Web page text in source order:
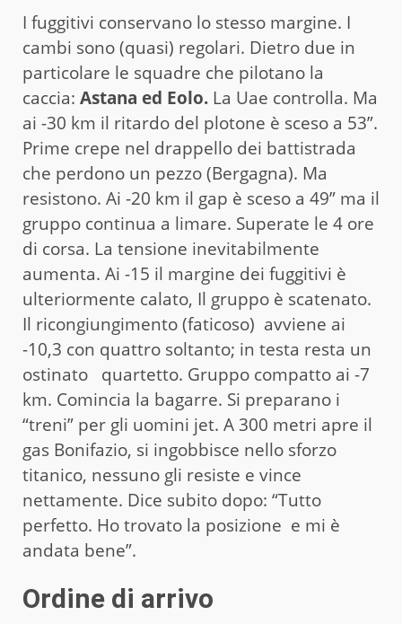
I fuggitivi conservano lo stesso margine. I
cambi sono (quasi) regolari. Dietro due in
particolare le squadre che pilotano la
caccia: Astana ed Eolo. La Uae controlla. Ma
ai -30 km il ritardo del plotone è sceso a 53”.
Prime crepe nel drappello dei battistrada
che perdono un pezzo (Bergagna). Ma
resistono. Ai -20 km il gap è sceso a 49” ma il
gruppo continua a limare. Superate le 4 ore
di corsa. La tensione inevitabilmente
aumenta. Ai -15 il margine dei fuggitivi è
ulteriormente calato, Il gruppo è scatenato.
Il ricongiungimento (faticoso) avviene ai
-10,3 con quattro soltanto; in testa resta un
ostinato quartetto. Gruppo compatto ai -7
km. Comincia la bagarre. Si preparano i
“treni” per gli uomini jet. A 300 metri apre il
gas Bonifazio, si ingobbisce nello sforzo
titanico, nessuno gli resiste e vince
nettamente. Dice subito dopo: “Tutto
perfetto. Ho trovato la posizione e mi è
andata bene”.
Ordine di arrivo